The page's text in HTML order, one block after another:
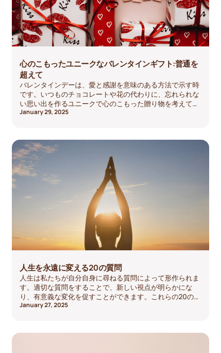
心のこもったユニークなバレンタインギフト:普通を
超えて
バレンタインデーは、愛と感謝を意味のある方法で示す時
です。いつものチョコレートや花の代わりに、忘れられな
い思い出を作るユニークで心のこもった贈り物を考えてみ
てください。
January 29, 2025
人生を永遠に変える20の質問
人生は私たちが自分自身に尋ねる質問によって形作られま
す。適切な質問をすることで、新しい視点が明らかにな
り、有意義な変化を促すことができます。これらの20の質
問は、人生を振り返り、変えるのに役立つように設計され
January 27, 2025